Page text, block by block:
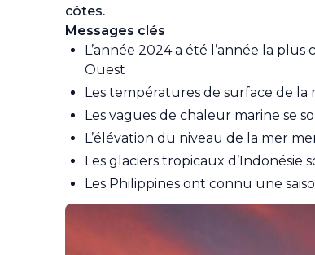
côtes.
Messages clés
L’année 2024 a été l’année la
Ouest
Les températures de surface de
Les vagues de chaleur marine se
L’élévation du niveau de la mer
Les glaciers tropicaux d’Indonésie
Les Philippines ont connu une